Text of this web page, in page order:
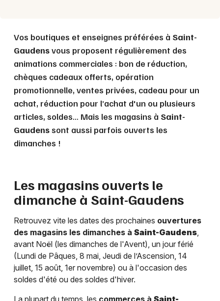
Vos boutiques et enseignes préférées à Saint-
Gaudensvous proposent régulièrement des
animations commerciales : bon de réduction,
chèques cadeaux offerts, opération
promotionnelle, ventes privées, cadeau pour un
achat, réduction pour l’achat d'un ou plusieurs
articles, soldes… Mais les magasins à Saint-
Gaudenssont aussi parfois ouverts les
dimanches !
Les magasins ouverts le
dimanche à Saint-Gaudens
Retrouvez vite les dates des prochaines ouvertures
des magasins les dimanches à Saint-Gaudens,
avant Noël (les dimanches de l'Avent), un jour férié
(Lundi de Pâques, 8 mai, Jeudi de l’Ascension, 14
juillet, 15 août, 1er novembre) ou à l'occasion des
soldes d'été ou des soldes d'hiver.